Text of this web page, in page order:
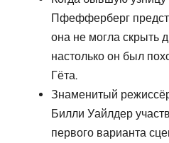
Пфефферберг
она не могла скрыть
настолько он был
Гёта.
Знаменитый
Билли Уайлдер
первого варианта